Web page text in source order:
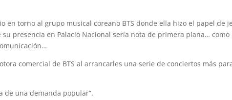
en torno al grupo musical coreano BTS donde ella hizo el papel de
presencia en Palacio Nacional sería nota de primera plana… como
comercial de BTS al arrancarles una serie de conciertos más
de una demanda popular”.